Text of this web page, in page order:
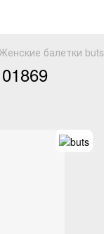
балетки